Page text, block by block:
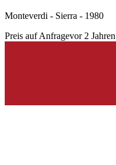
Monteverdi - Sierra - 1980
Preis auf Anfragevor 2 Jahren